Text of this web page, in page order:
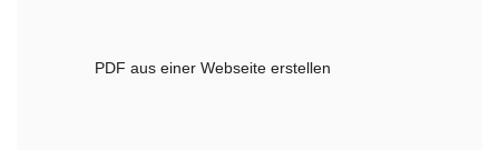
PDF aus einer Webseite erstellen